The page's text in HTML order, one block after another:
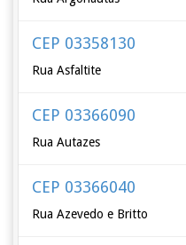
CEP 03358130
Rua Asfaltite
CEP 03366090
Rua Autazes
CEP 03366040
Rua Azevedo e Britto